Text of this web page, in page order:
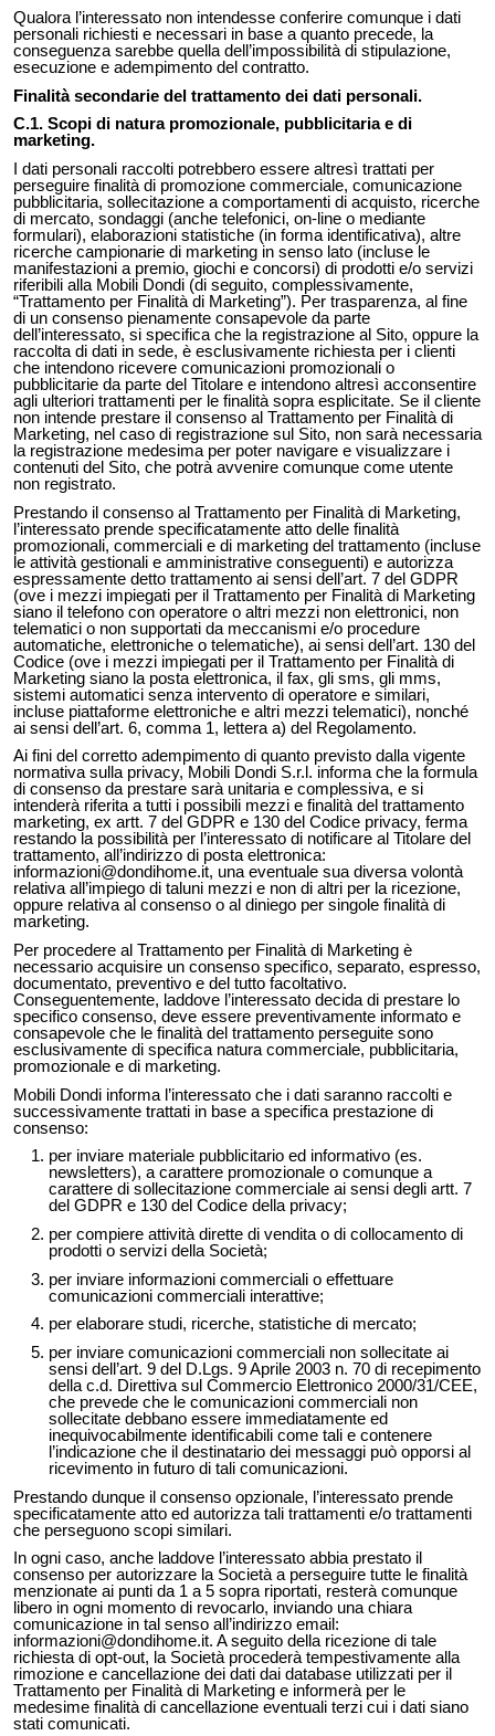
Qualora l’interessato non intendesse conferire comunque i dati
personali richiesti e necessari in base a quanto precede, la
conseguenza sarebbe quella dell’impossibilità di stipulazione,
esecuzione e adempimento del contratto.
Finalità secondarie del trattamento dei dati personali.
C.1. Scopi di natura promozionale, pubblicitaria e di
marketing.
I dati personali raccolti potrebbero essere altresì trattati per
perseguire finalità di promozione commerciale, comunicazione
pubblicitaria, sollecitazione a comportamenti di acquisto, ricerche
di mercato, sondaggi (anche telefonici, on-line o mediante
formulari), elaborazioni statistiche (in forma identificativa), altre
ricerche campionarie di marketing in senso lato (incluse le
manifestazioni a premio, giochi e concorsi) di prodotti e/o servizi
riferibili alla Mobili Dondi (di seguito, complessivamente,
“Trattamento per Finalità di Marketing”). Per trasparenza, al fine
di un consenso pienamente consapevole da parte
dell’interessato, si specifica che la registrazione al Sito, oppure la
raccolta di dati in sede, è esclusivamente richiesta per i clienti
che intendono ricevere comunicazioni promozionali o
pubblicitarie da parte del Titolare e intendono altresì acconsentire
agli ulteriori trattamenti per le finalità sopra esplicitate. Se il cliente
non intende prestare il consenso al Trattamento per Finalità di
Marketing, nel caso di registrazione sul Sito, non sarà necessaria
la registrazione medesima per poter navigare e visualizzare i
contenuti del Sito, che potrà avvenire comunque come utente
non registrato.
Prestando il consenso al Trattamento per Finalità di Marketing,
l’interessato prende specificatamente atto delle finalità
promozionali, commerciali e di marketing del trattamento (incluse
le attività gestionali e amministrative conseguenti) e autorizza
espressamente detto trattamento ai sensi dell’art. 7 del GDPR
(ove i mezzi impiegati per il Trattamento per Finalità di Marketing
siano il telefono con operatore o altri mezzi non elettronici, non
telematici o non supportati da meccanismi e/o procedure
automatiche, elettroniche o telematiche), ai sensi dell’art. 130 del
Codice (ove i mezzi impiegati per il Trattamento per Finalità di
Marketing siano la posta elettronica, il fax, gli sms, gli mms,
sistemi automatici senza intervento di operatore e similari,
incluse piattaforme elettroniche e altri mezzi telematici), nonché
ai sensi dell’art. 6, comma 1, lettera a) del Regolamento.
Ai fini del corretto adempimento di quanto previsto dalla vigente
normativa sulla privacy, Mobili Dondi S.r.l. informa che la formula
di consenso da prestare sarà unitaria e complessiva, e si
intenderà riferita a tutti i possibili mezzi e finalità del trattamento
marketing, ex artt. 7 del GDPR e 130 del Codice privacy, ferma
restando la possibilità per l’interessato di notificare al Titolare del
trattamento, all’indirizzo di posta elettronica:
informazioni@dondihome.it, una eventuale sua diversa volontà
relativa all’impiego di taluni mezzi e non di altri per la ricezione,
oppure relativa al consenso o al diniego per singole finalità di
marketing.
Per procedere al Trattamento per Finalità di Marketing è
necessario acquisire un consenso specifico, separato, espresso,
documentato, preventivo e del tutto facoltativo.
Conseguentemente, laddove l’interessato decida di prestare lo
specifico consenso, deve essere preventivamente informato e
consapevole che le finalità del trattamento perseguite sono
esclusivamente di specifica natura commerciale, pubblicitaria,
promozionale e di marketing.
Mobili Dondi informa l’interessato che i dati saranno raccolti e
successivamente trattati in base a specifica prestazione di
consenso:
per inviare materiale pubblicitario ed informativo (es.
newsletters), a carattere promozionale o comunque a
carattere di sollecitazione commerciale ai sensi degli artt. 7
del GDPR e 130 del Codice della privacy;
per compiere attività dirette di vendita o di collocamento di
prodotti o servizi della Società;
per inviare informazioni commerciali o effettuare
comunicazioni commerciali interattive;
per elaborare studi, ricerche, statistiche di mercato;
per inviare comunicazioni commerciali non sollecitate ai
sensi dell’art. 9 del D.Lgs. 9 Aprile 2003 n. 70 di recepimento
della c.d. Direttiva sul Commercio Elettronico 2000/31/CEE,
che prevede che le comunicazioni commerciali non
sollecitate debbano essere immediatamente ed
inequivocabilmente identificabili come tali e contenere
l’indicazione che il destinatario dei messaggi può opporsi al
ricevimento in futuro di tali comunicazioni.
Prestando dunque il consenso opzionale, l’interessato prende
specificatamente atto ed autorizza tali trattamenti e/o trattamenti
che perseguono scopi similari.
In ogni caso, anche laddove l’interessato abbia prestato il
consenso per autorizzare la Società a perseguire tutte le finalità
menzionate ai punti da 1 a 5 sopra riportati, resterà comunque
libero in ogni momento di revocarlo, inviando una chiara
comunicazione in tal senso all’indirizzo email:
informazioni@dondihome.it. A seguito della ricezione di tale
richiesta di opt-out, la Società procederà tempestivamente alla
rimozione e cancellazione dei dati dai database utilizzati per il
Trattamento per Finalità di Marketing e informerà per le
medesime finalità di cancellazione eventuali terzi cui i dati siano
stati comunicati.